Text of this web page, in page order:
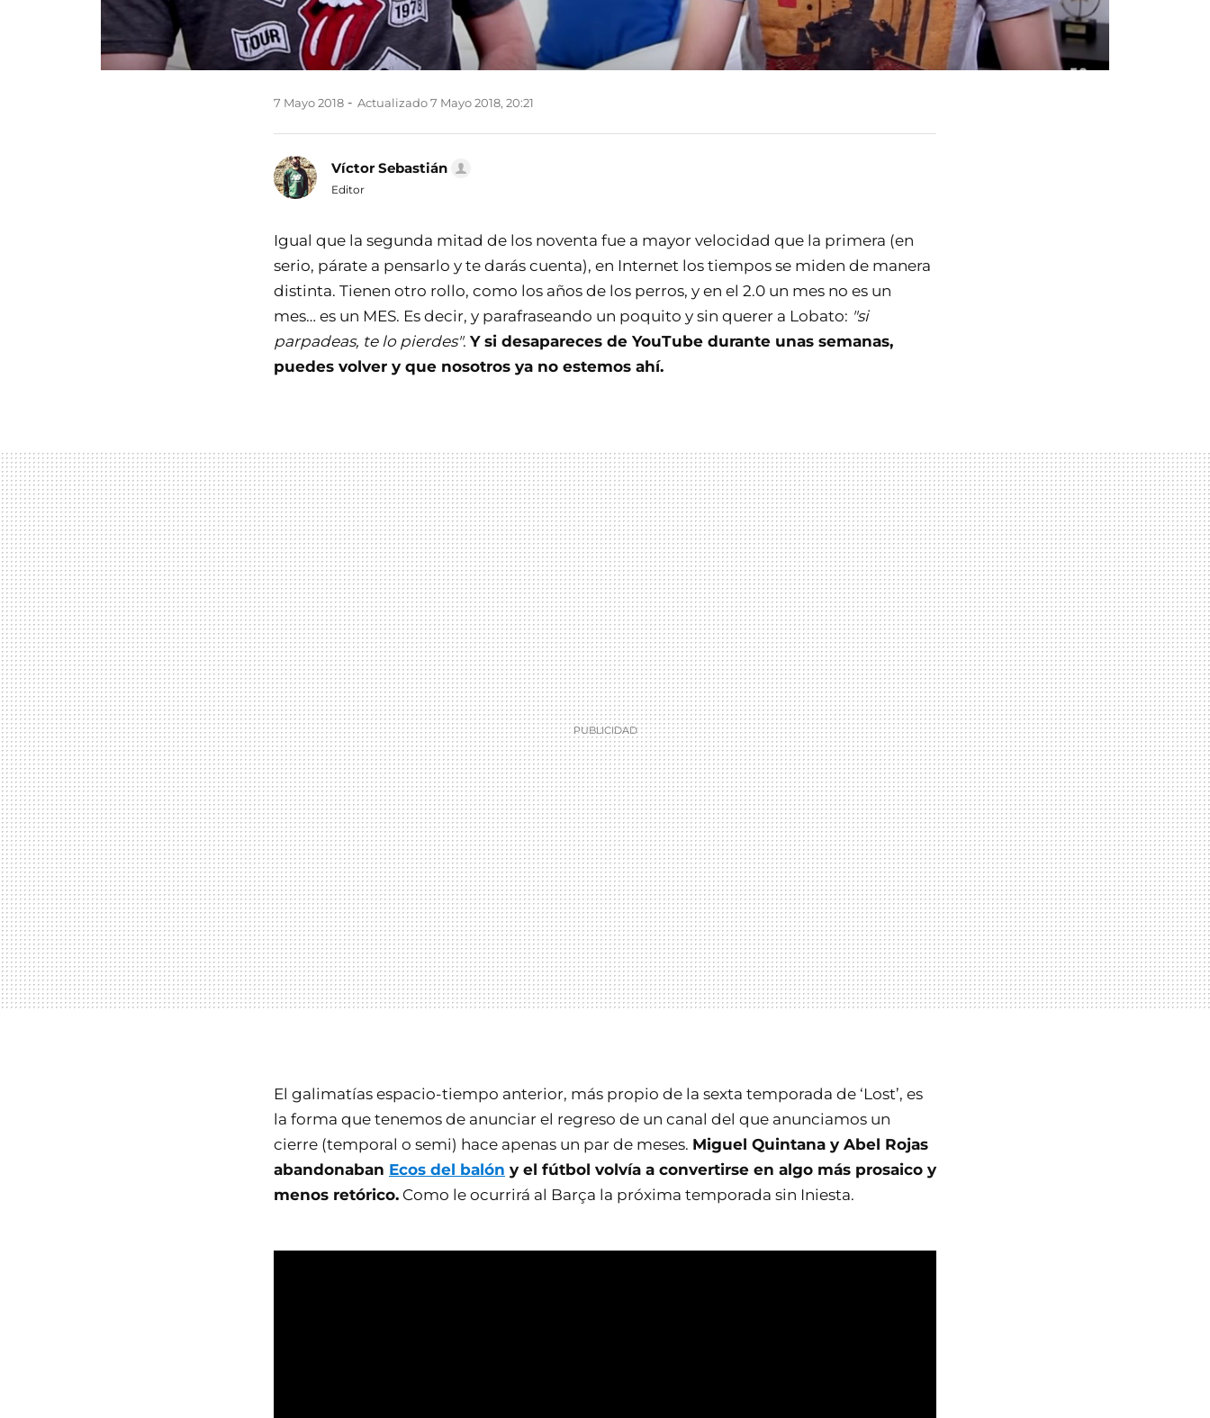
7 Mayo 2018 Actualizado 7 Mayo 2018, 20:21
Víctor Sebastián
Editor
Igual que la segunda mitad de los noventa fue a mayor velocidad que la primera (en
serio, párate a pensarlo y te darás cuenta), en Internet los tiempos se miden de manera
distinta. Tienen otro rollo, como los años de los perros, y en el 2.0 un mes no es un
mes… es un MES. Es decir, y parafraseando un poquito y sin querer a Lobato: "si
parpadeas, te lo pierdes". Y si desapareces de YouTube durante unas semanas,
puedes volver y que nosotros ya no estemos ahí.
El galimatías espacio-tiempo anterior, más propio de la sexta temporada de ‘Lost’, es
la forma que tenemos de anunciar el regreso de un canal del que anunciamos un
cierre (temporal o semi) hace apenas un par de meses. Miguel Quintana y Abel Rojas
abandonaban Ecos del balón y el fútbol volvía a convertirse en algo más prosaico y
menos retórico. Como le ocurrirá al Barça la próxima temporada sin Iniesta.